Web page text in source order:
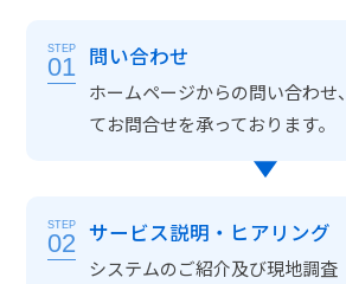
STEP
01 問い合わせ
ホームページからの問い合わせ
てお問合せを承っております。
STEP
02 サービス説明・ヒアリング
システムのご紹介及び現地調査